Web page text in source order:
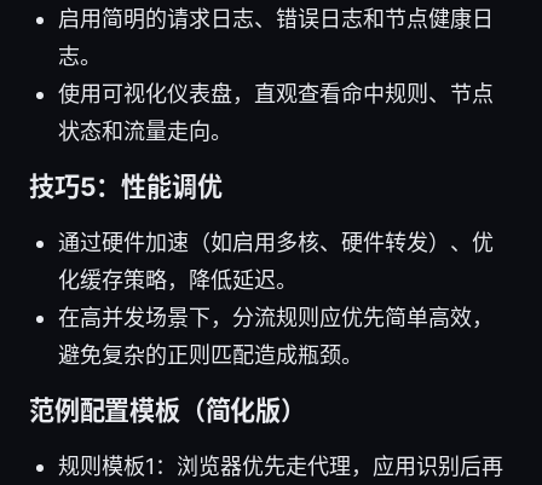
启用简明的请求日志、错误日志和节点健康日
志。
使用可视化仪表盘，直观查看命中规则、节点
状态和流量走向。
技巧5：性能调优
通过硬件加速（如启用多核、硬件转发）、优
化缓存策略，降低延迟。
在高并发场景下，分流规则应优先简单高效，
避免复杂的正则匹配造成瓶颈。
范例配置模板（简化版）
规则模板1：浏览器优先走代理，应用识别后再